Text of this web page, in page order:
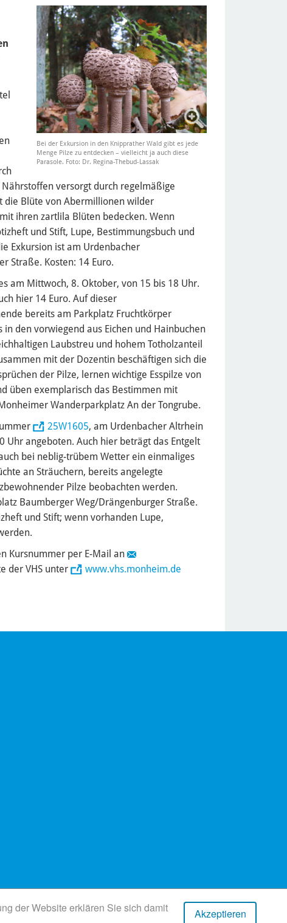
Akzeptieren
der Website erklären Sie sich damit
Bei der Exkursion in den Knipprather Wald gibt es jede
Menge Pilze zu entdecken – vielleicht ja auch diese
Parasole. Foto: Dr. Regina-Thebud-Lassak
versorgt durch regelmäßige
die Blüte von Abermillionen wilder
ihren zartlila Blüten bedecken. Wenn
und Stift, Lupe, Bestimmungsbuch und
Exkursion ist am Urdenbacher
Straße. Kosten: 14 Euro.
am Mittwoch, 8. Oktober, von 15 bis 18 Uhr.
hier 14 Euro. Auf dieser
bereits am Parkplatz Fruchtkörper
den vorwiegend aus Eichen und Hainbuchen
Laubstreu und hohem Totholzanteil
mit der Dozentin beschäftigen sich die
der Pilze, lernen wichtige Esspilze von
üben exemplarisch das Bestimmen mit
Wanderparkplatz An der Tongrube.
25W1605, am Urdenbacher Altrhein
angeboten. Auch hier beträgt das Entgelt
bei neblig-trübem Wetter ein einmaliges
an Sträuchern, bereits angelegte
Pilze beobachten werden.
Baumberger Weg/Drängenburger Straße.
und Stift; wenn vorhanden Lupe,
Kursnummer per E-Mail an
der VHS unter
www.vhs.monheim.de